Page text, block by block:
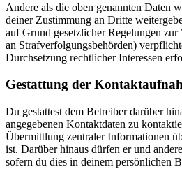
Andere als die oben genannten Daten
deiner Zustimmung an Dritte
auf Grund gesetzlicher Regelungen
an Strafverfolgungsbehörden)
Durchsetzung rechtlicher Interessen
Gestattung der
Du gestattest dem Betreiber darüber
angegebenen Kontaktdaten zu
Übermittlung zentraler Informationen
ist. Darüber hinaus dürfen er und
sofern du dies in deinem persönlichen